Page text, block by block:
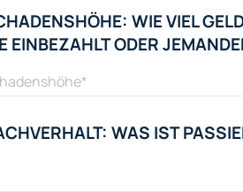
WIE VIEL
EINBEZAHLT ODER
WAS IST